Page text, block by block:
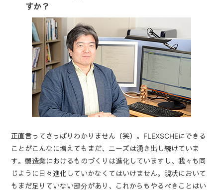
すか？
正直言ってさっぱりわかりません（笑）。FLEXSCHEにできる
ことがこんなに増えてもまだ、ニーズは湧き出し続けていま
す。製造業におけるものづくりは進化していますし、我々も同
じように日々進化していかなくてはいけません。現状において
もまだ足りていない部分があり、これからもやるべきことはい